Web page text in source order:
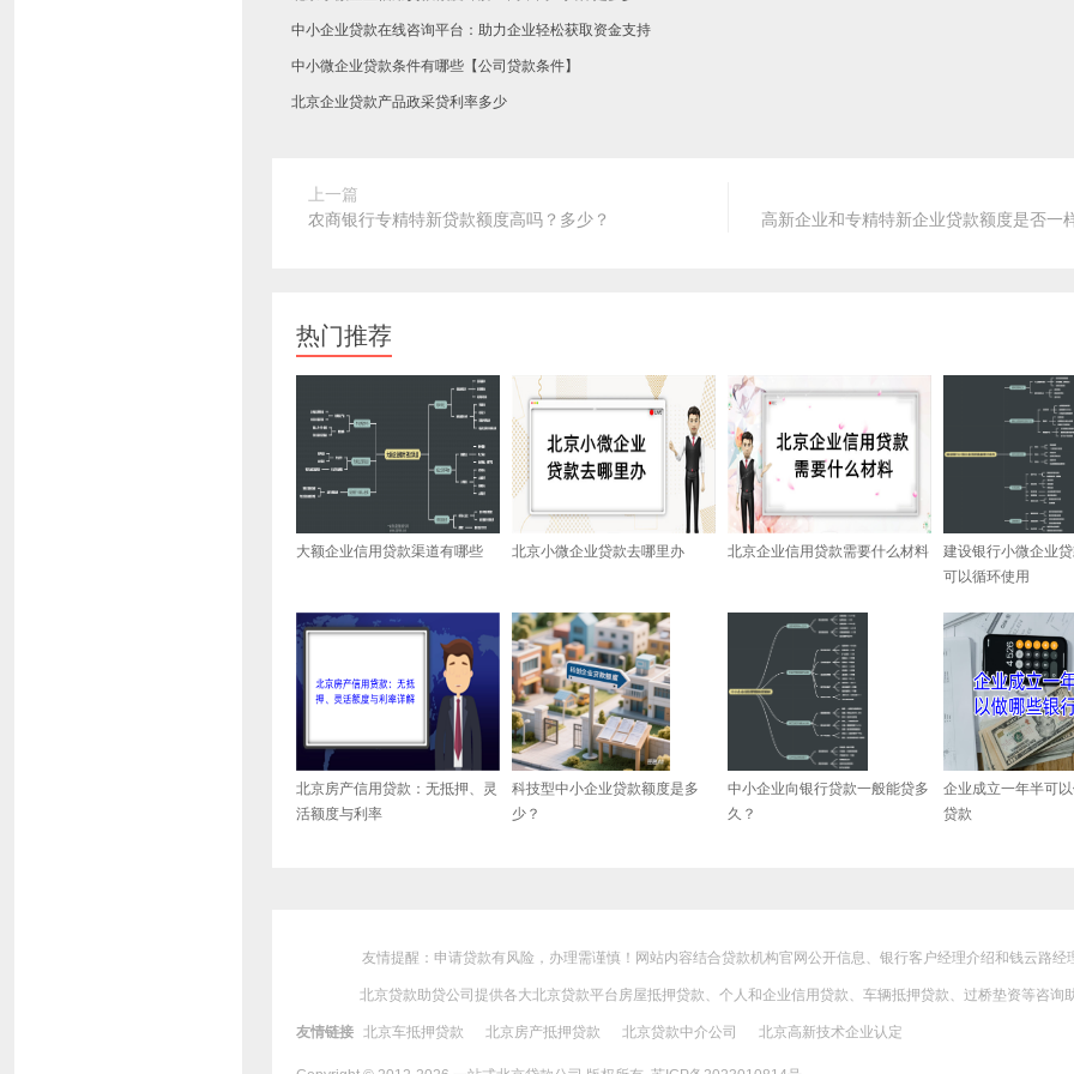
中小企业贷款在线咨询平台：助力企业轻松获取资金支持
中小微企业贷款条件有哪些【公司贷款条件】
北京企业贷款产品政采贷利率多少
上一篇
农商银行专精特新贷款额度高吗？多少？
高新企业和专精特新企业贷款额度是否一
热门推荐
大额企业信用贷款渠道有哪些 北京小微企业贷款去哪里办 北京企业信用贷款需要什么材料
建设银行小微企业
可以循环使用
北京房产信用贷款：无抵押、灵
活额度与利率
科技型中小企业贷款额度是多
少？
中小企业向银行贷款一般能贷多
久？
企业成立一年半可
贷款
友情提醒：申请贷款有风险，办理需谨慎！网站内容结合贷款机构官网公开信息、银行客户经理介绍和钱云路
北京贷款助贷公司提供各大北京贷款平台房屋抵押贷款、个人和企业信用贷款、车辆抵押贷款、过桥垫资等咨
友情链接 北京车抵押贷款 北京房产抵押贷款 北京贷款中介公司 北京高新技术企业认定